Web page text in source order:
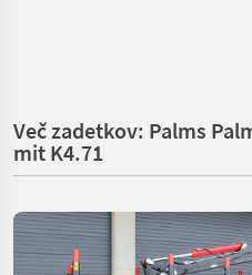
Več zadetkov: Palms
mit K4.71